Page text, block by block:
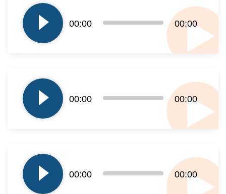
plików
dźwiękowych
00:00 00:00
plików
dźwiękowych
00:00 00:00
plików
dźwiękowych
00:00 00:00